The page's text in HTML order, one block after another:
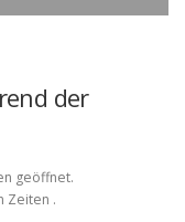
der
geöffnet.
Zeiten .